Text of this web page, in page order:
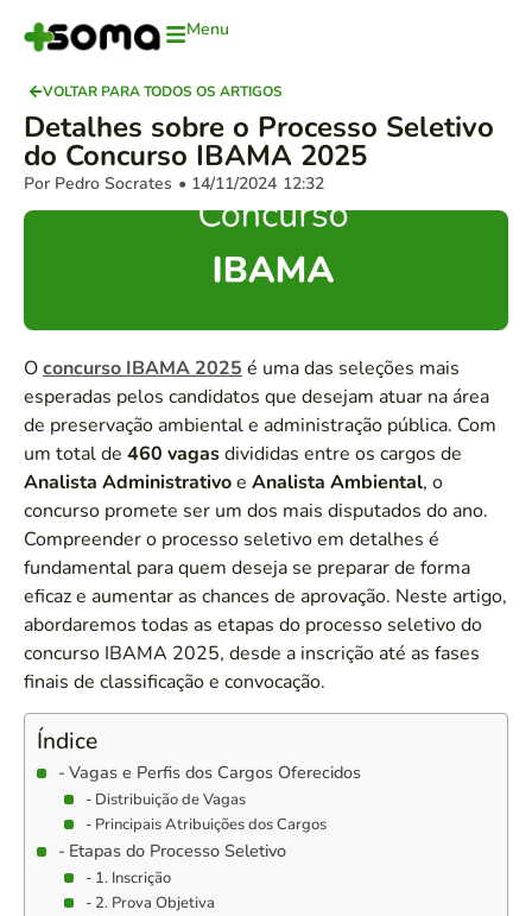
Menu
VOLTAR PARA TODOS OS ARTIGOS
Detalhes sobre o Processo Seletivo
do Concurso IBAMA 2025
Por Pedro Socrates • 14/11/2024 12:32
Oconcurso IBAMA 2025 é uma das seleções mais
esperadas pelos candidatos que desejam atuar na área
de preservação ambiental e administração pública. Com
um total de 460 vagasdivididas entre os cargos de
Analista Administrativoe Analista Ambiental, o
concurso promete ser um dos mais disputados do ano.
Compreender o processo seletivo em detalhes é
fundamental para quem deseja se preparar de forma
eficaz e aumentar as chances de aprovação. Neste artigo,
abordaremos todas as etapas do processo seletivo do
concurso IBAMA 2025, desde a inscrição até as fases
finais de classificação e convocação.
Índice
Vagas e Perfis dos Cargos Oferecidos
Distribuição de Vagas
Principais Atribuições dos Cargos
Etapas do Processo Seletivo
1. Inscrição
2. Prova Objetiva